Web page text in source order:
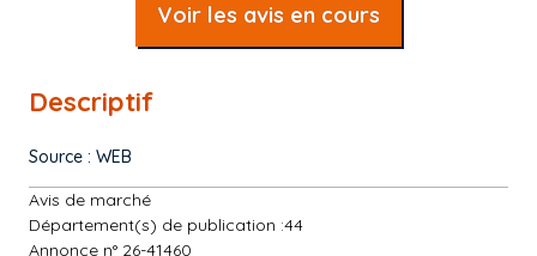
Voir les avis en cours
Descriptif
Source : WEB
Avis de marché
Département(s) de publication :44
Annonce n° 26-41460